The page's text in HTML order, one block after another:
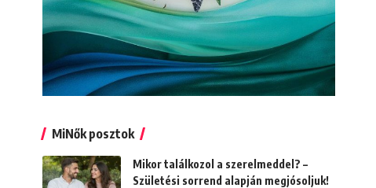
MiNők posztok
Mikor találkozol a szerelmeddel? –
Születési sorrend alapján megjósoljuk!